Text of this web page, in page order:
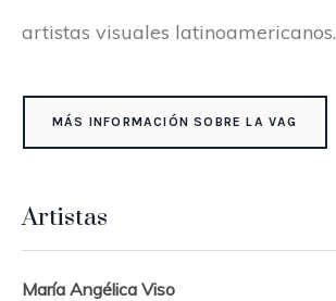
artistas visuales latinoamericanos.
MÁS INFORMACIÓN SOBRE LA VAG
Artistas
María Angélica Viso